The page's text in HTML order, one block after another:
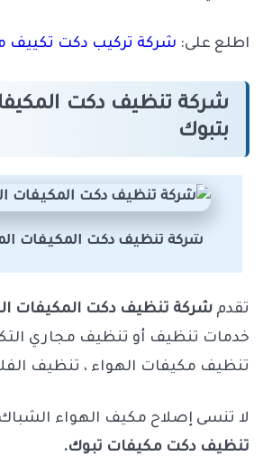
اطلع على: شركة تركيب دكت تكييف
شركة تنظيف دكت
بتبوك
شركة تنظيف دكت المكيفات
تقدم شركة تنظيف دكت المكيفات
خدمات تنظيف أو تنظيف مجاري
تنظيف مكيفات الهواء ، تنظيف
لا تنسى إصلاح مكيف الهواء
تنظيف دكت مكيفات تبوك.